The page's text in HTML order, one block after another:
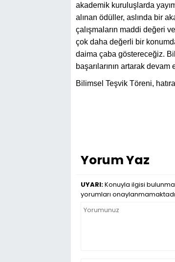
akademik kuruluşlarda
alınan ödüller, aslında bir
çalışmaların maddi değeri
çok daha değerli bir
daima çaba göstereceğiz.
başarılarının artarak
Bilimsel Teşvik Töreni,
Yorum Yaz
UYARI:Konuyla ilgisi
yorumları